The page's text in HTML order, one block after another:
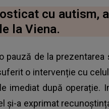
cu autism,
la Viena.
de la prezentarea
o intervenție cu
imediat după operație.
și-a exprimat